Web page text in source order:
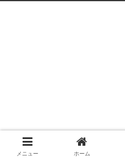
メニュー ホーム